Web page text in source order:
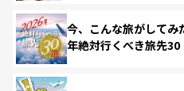
今、こんな旅がしてみ
年絶対行くべき旅先30